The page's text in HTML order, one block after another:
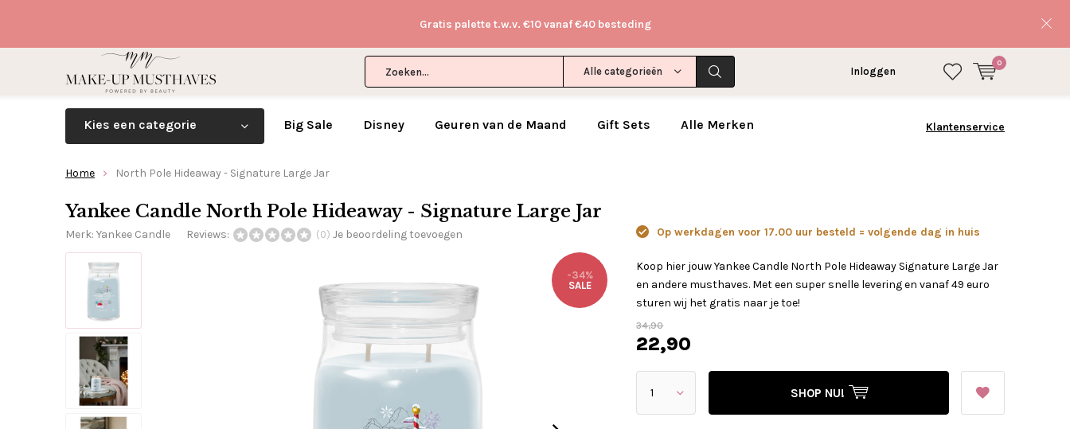
Alle categorieën Inloggen
0
Gratis palette t.w.v. €10 vanaf €40 besteding
Kies een categorie Big Sale Disney Geuren van de Maand Gift Sets Alle Merken Klantenservice
Home North Pole Hideaway - Signature Large Jar
Yankee Candle North Pole Hideaway - Signature Large Jar
Merk: Yankee Candle Reviews: (0) Je beoordeling toevoegen
-34%
SALE
Op werkdagen voor 17.00 uur besteld = volgende dag in huis
Koop hier jouw Yankee Candle North Pole Hideaway Signature Large Jar
en andere musthaves. Met een super snelle levering en vanaf 49 euro
sturen wij het gratis naar je toe!
34,90
22,90
SHOP NU!